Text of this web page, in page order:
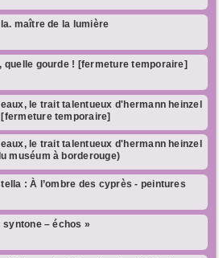
maître de la lumière
quelle gourde ! [fermeture temporaire]
le trait talentueux d'hermann heinzel
temporaire]
le trait talentueux d'hermann heinzel
muséum à borderouge)
: À l’ombre des cyprès - peintures
syntone – échos »